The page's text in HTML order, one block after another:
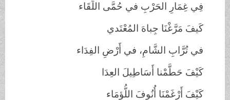
فِي غِمَارِ الحَرْبِ في حُمَّى اللِّقَاء
كَيفَ مَرَّغْنَا جِباهَ المُعْتَدي
في تُرَّابِ الشَّامِ، في أَرْضِ الفِدَاء
كَيْفَ حَطَّمْنا أَسَاطِيلَ العِدَا
كَيْفَ أَرْغَمْنَا أُنُوفَ اللُّؤمَاء